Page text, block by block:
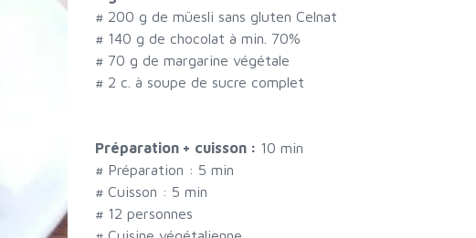
# 200 g de müesli sans gluten Celnat
# 140 g de chocolat à min. 70%
# 70 g de margarine végétale
# 2 c. à soupe de sucre complet
Préparation + cuisson : 10 min
# Préparation : 5 min
# Cuisson : 5 min
# 12 personnes